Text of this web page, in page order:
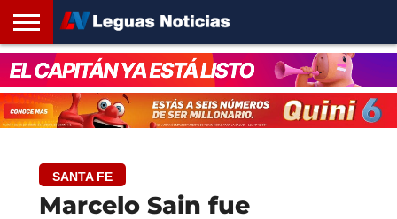
INICIO
SANTA
FE
ROSARIO24
REGIONES
ARGENTINA
OPINIÓN
CONTACTO
SANTA FE
Marcelo Sain fue